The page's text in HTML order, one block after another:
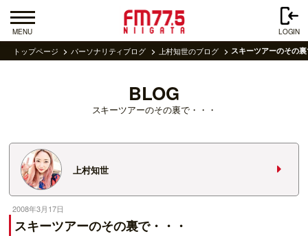
MENU LOGIN
トップページ パーソナリティブログ 上村知世のブログ スキーツアーのその
BLOG
スキーツアーのその裏で・・・
上村知世
2008年3月17日
スキーツアーのその裏で・・・